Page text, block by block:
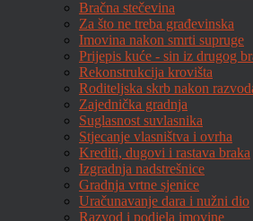
Bračna stečevina
Za što ne treba građevinska
Imovina nakon smrti supruge
Prijepis kuće - sin iz drugog
Rekonstrukcija krovišta
Roditeljska skrb nakon
Zajednička gradnja
Suglasnost suvlasnika
Stjecanje vlasništva i ovrha
Krediti, dugovi i rastava braka
Izgradnja nadstrešnice
Gradnja vrtne sjenice
Uračunavanje dara i nužni dio
Razvod i podjela imovine